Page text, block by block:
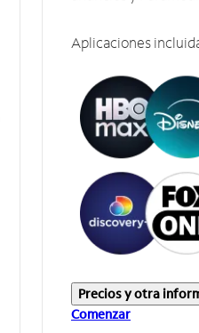
Aplicaciones
Precios y otra
Comenzar